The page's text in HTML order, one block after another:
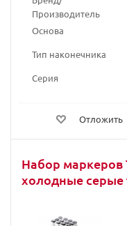
Производитель
Основа
Тип наконечника
Серия
Отложить
Набор маркеров
холодные серые